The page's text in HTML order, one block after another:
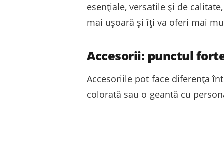
esențiale, versatile și de
mai ușoară și îți va oferi mai
Accesorii: punctul
Accesoriile pot face diferența
colorată sau o geantă cu